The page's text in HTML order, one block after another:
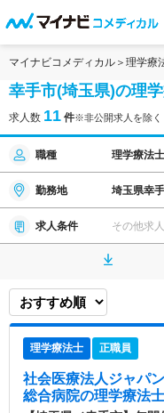
マイナビコメディカル 理学療
幸手市(埼玉県)の理
求人数 11 件※非公開求人を除く
職種 理学療法士
勤務地 埼玉県幸
求人条件 その他求
理学療法士 正職員
社会医療法人ジャパ
総合病院の理学療法